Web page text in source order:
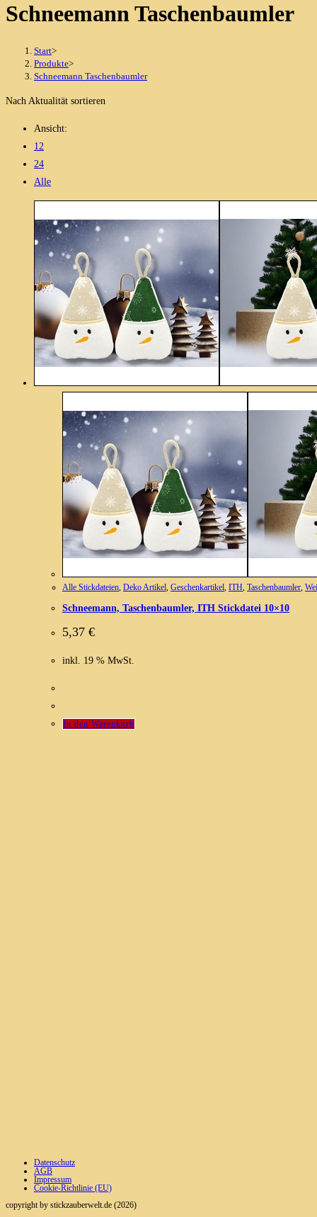
Schneemann Taschenbaumler
Start>
Produkte>
Schneemann Taschenbaumler
Nach Aktualität sortieren
Ansicht:
12
24
Alle
Alle Stickdateien, Deko Artikel, Geschenkartikel, ITH, Taschenbaumler,
Schneemann, Taschenbaumler, ITH Stickdatei 10×10
5,37 €
inkl. 19 % MwSt.
In den Warenkorb
Datenschutz
AGB
Impressum
Cookie-Richtlinie (EU)
copyright by stickzauberwelt.de (2026)